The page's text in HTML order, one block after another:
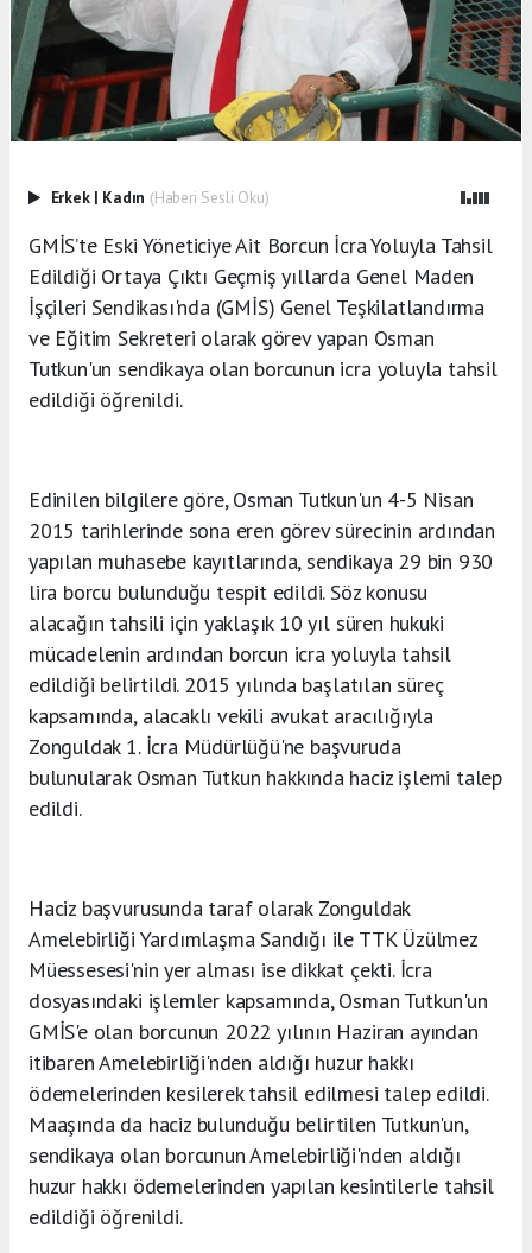
Erkek | Kadın (Haberi Sesli Oku)
GMİS’te Eski Yöneticiye Ait Borcun İcra Yoluyla Tahsil
Edildiği Ortaya Çıktı Geçmiş yıllarda Genel Maden
İşçileri Sendikası'nda (GMİS) Genel Teşkilatlandırma
ve Eğitim Sekreteri olarak görev yapan Osman
Tutkun'un sendikaya olan borcunun icra yoluyla tahsil
edildiği öğrenildi.
Edinilen bilgilere göre, Osman Tutkun'un 4-5 Nisan
2015 tarihlerinde sona eren görev sürecinin ardından
yapılan muhasebe kayıtlarında, sendikaya 29 bin 930
lira borcu bulunduğu tespit edildi. Söz konusu
alacağın tahsili için yaklaşık 10 yıl süren hukuki
mücadelenin ardından borcun icra yoluyla tahsil
edildiği belirtildi. 2015 yılında başlatılan süreç
kapsamında, alacaklı vekili avukat aracılığıyla
Zonguldak 1. İcra Müdürlüğü'ne başvuruda
bulunularak Osman Tutkun hakkında haciz işlemi talep
edildi.
Haciz başvurusunda taraf olarak Zonguldak
Amelebirliği Yardımlaşma Sandığı ile TTK Üzülmez
Müessesesi'nin yer alması ise dikkat çekti. İcra
dosyasındaki işlemler kapsamında, Osman Tutkun'un
GMİS'e olan borcunun 2022 yılının Haziran ayından
itibaren Amelebirliği'nden aldığı huzur hakkı
ödemelerinden kesilerek tahsil edilmesi talep edildi.
Maaşında da haciz bulunduğu belirtilen Tutkun'un,
sendikaya olan borcunun Amelebirliği'nden aldığı
huzur hakkı ödemelerinden yapılan kesintilerle tahsil
edildiği öğrenildi.